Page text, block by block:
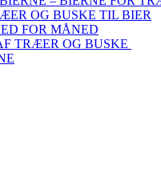
OG BUSKE TIL BIER
FOR MÅNED
TRÆER OG BUSKE